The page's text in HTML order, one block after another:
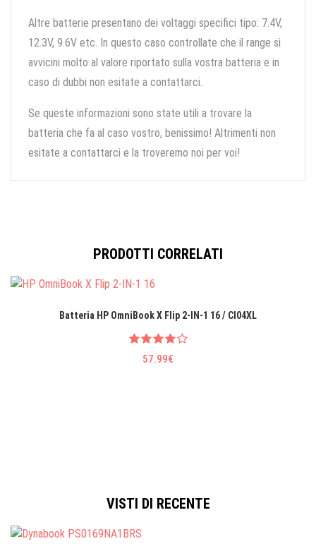
Altre batterie presentano dei voltaggi specifici tipo: 7.4V,
12.3V, 9.6V etc. In questo caso controllate che il range si
avvicini molto al valore riportato sulla vostra batteria e in
caso di dubbi non esitate a contattarci.
Se queste informazioni sono state utili a trovare la
batteria che fa al caso vostro, benissimo! Altrimenti non
esitate a contattarci e la troveremo noi per voi!
PRODOTTI CORRELATI
Batteria HP OmniBook X Flip 2-IN-1 16 / CI04XL
57.99€
VISTI DI RECENTE